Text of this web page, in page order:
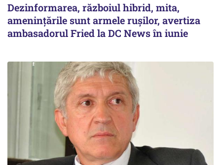
Dezinformarea, războiul hibrid, mita,
ameninţările sunt armele ruşilor, avertiza
ambasadorul Fried la DC News în iunie